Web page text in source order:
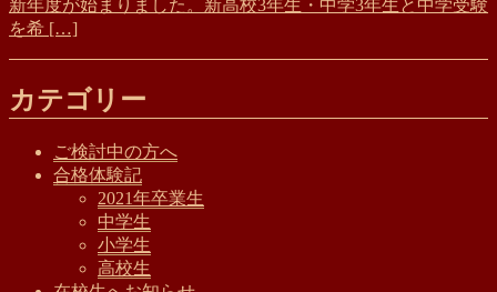
新年度が始まりました。新高校3年生・中学3年生と中学受験
を希 […]
カテゴリー
ご検討中の方へ
合格体験記
2021年卒業生
中学生
小学生
高校生